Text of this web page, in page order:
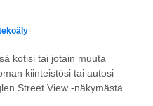
kotisi tai jotain muuta
kiinteistösi tai autosi
Street View -näkymästä.